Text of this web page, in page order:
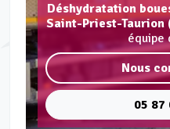
Déshydratation
Saint-Priest-Taurion
équipe
Nous
05 87